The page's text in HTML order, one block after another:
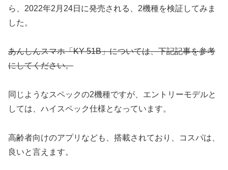
ら、2022年2月24日に発売される、2機種を検証してみま
した。
あんしんスマホ「KY-51B」については、下記記事を参考
にしてください。
同じようなスペックの2機種ですが、エントリーモデルと
しては、ハイスペック仕様となっています。
高齢者向けのアプリなども、搭載されており、コスパは、
良いと言えます。